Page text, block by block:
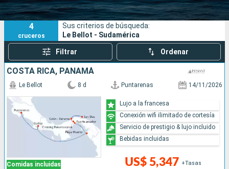
Puertos Compañías
Buscar
4
cruceros
Sus criterios de búsqueda:
Le Bellot - Sudamérica
Filtrar Ordenar
COSTA RICA, PANAMÁ
Comidas incluidas
Le Bellot 8 d Puntarenas 14/11/2026
US$ 5,347 +Tasas
Lujo a la francesa
Conexión wifi ilimitado de cortesía
Servicio de prestigio & lujo incluido
Bebidas incluidas